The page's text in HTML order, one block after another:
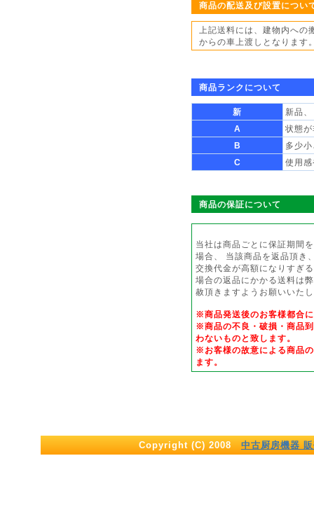
商品の配送及び設置につい
上記送料には、建物内へ
からの車上渡しとなります
商品ランクについて
新
新品
A
状態
B
多少
C
使用
商品の保証について
当社は商品ごとに保証期間
場合、 当該商品を返品頂き
交換代金が高額になりすぎ
場合の返品にかかる送料は
赦頂きますようお願いいた
※商品発送後のお客様都合
※商品の不良・破損・商品
わないものと致します。
※お客様の故意による商品
ます。
Copyright (C) 2008 中古厨房機器